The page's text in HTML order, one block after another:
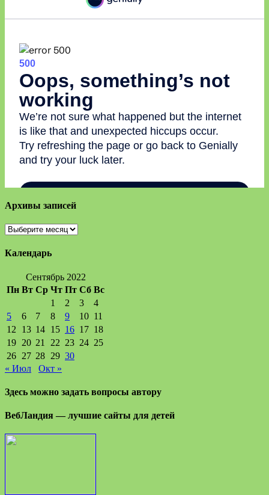
Архивы записей
Архивы
Календарь
Сентябрь 2022
Пн Вт Ср Чт Пт Сб Вс
1
2 3
4
5
6 7 8 9 10 11
12
13 14 15 16 17 18
19 20 21 22 23 24 25
26 27 28 29 30
« Июл
Окт »
Здесь можно задать вопросы автору
ВебЛандия — лучшие сайты для детей